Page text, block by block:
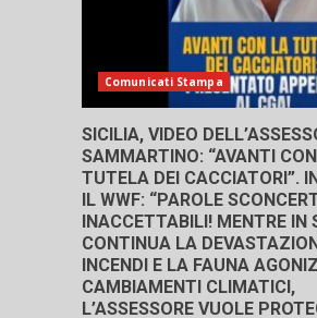
Comunicati Stampa
SICILIA, VIDEO
SAMMARTINO: “AVANTI
TUTELA DEI CACCIATORI”.
IL WWF: “PAROLE
INACCETTABILI! MENTRE IN
CONTINUA LA
INCENDI E LA FAUNA
CAMBIAMENTI CLIMATICI,
L’ASSESSORE VUOLE